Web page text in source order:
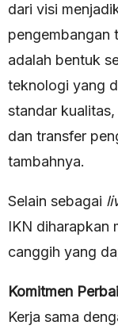
dari visi
pengembangan
adalah bentuk
teknologi yang
standar
dan transfer
tambahnya.
Selain sebagai
IKN diharapkan
canggih yang
Komitmen
Kerja sama